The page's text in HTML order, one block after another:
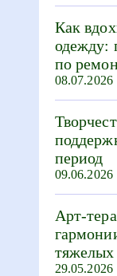
Как
одежду:
по
08.07.2026
период
09.06.2026
Арт-
тяжелых
29.05.2026